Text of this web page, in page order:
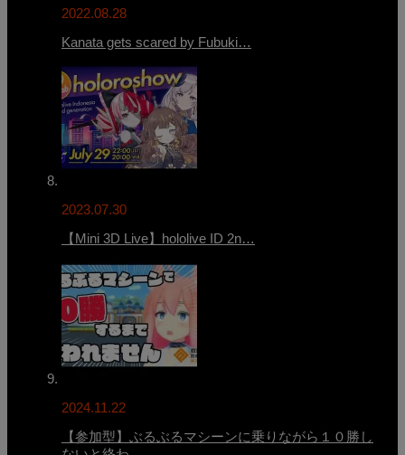
2022.08.28
Kanata gets scared by Fubuki…
2023.07.30
【Mini 3D Live】hololive ID 2n…
2024.11.22
【参加型】ぶるぶるマシーンに乗りながら１０勝し